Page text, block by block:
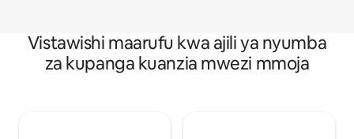
Vistawishi maarufu kwa ajili ya nyumba
za kupanga kuanzia mwezi mmoja